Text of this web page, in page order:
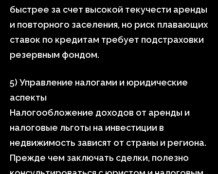
быстрее за счет высокой текучести аренды
и повторного заселения, но риск плавающих
ставок по кредитам требует подстраховки
резервным фондом.
5) Управление налогами и юридические
аспекты
Налогообложение доходов от аренды и
налоговые льготы на инвестиции в
недвижимость зависят от страны и региона.
Прежде чем заключать сделки, полезно